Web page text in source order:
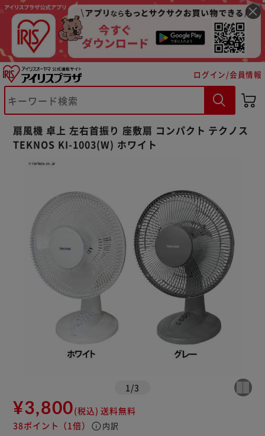
ログイン/会員情報
扇風機 卓上 左右首振り 座敷扇 コンパクト テクノス
TEKNOS KI-1003(W) ホワイト
1 /3
¥3,800(税込) 送料無料
38ポイント （1倍） info 内訳
※ご確認ください